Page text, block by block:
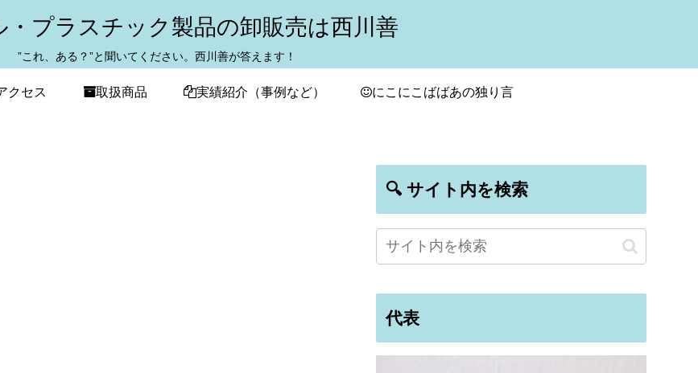
・プラスチック製品の卸販売は西川善
”これ、ある？”と聞いてください。西川善が答えます！
クセス 取扱商品 実績紹介（事例など） にこにこばばあの独り言
🔍 サイト内を検索
代表